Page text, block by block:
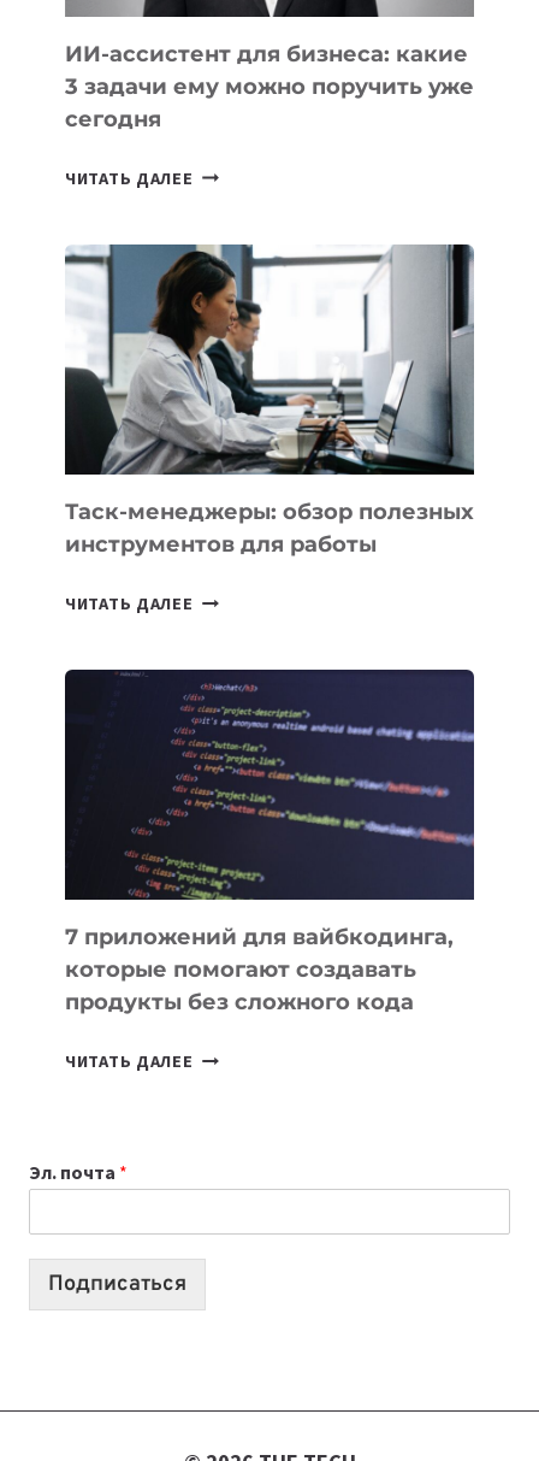
ИИ-ассистент для бизнеса: какие
3 задачи ему можно поручить уже
сегодня
ЧИТАТЬ ДАЛЕЕ ИИ-
БИЗНЕСА:
КАКИЕ
3
ЗАДАЧИ
ЕМУ
МОЖНО
ПОРУЧИТЬ
УЖЕ
СЕГОДНЯ
Таск-менеджеры: обзор полезных
инструментов для работы
ЧИТАТЬ ДАЛЕЕ ТАСК-
ПОЛЕЗНЫХ
ИНСТРУМЕНТОВ
ДЛЯ
РАБОТЫ
7 приложений для вайбкодинга,
которые помогают создавать
продукты без сложного кода
ЧИТАТЬ ДАЛЕЕ
СОЗДАВАТЬ
ПРОДУКТЫ
Эл. почта *
Подписаться